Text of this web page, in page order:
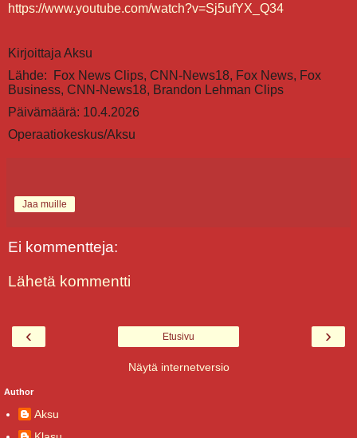
https://www.youtube.com/watch?v=Sj5ufYX_Q34
Kirjoittaja Aksu
Lähde: Fox News Clips, CNN-News18, Fox News, Fox
Business, CNN-News18, Brandon Lehman Clips
Päivämäärä: 10.4.2026
Operaatiokeskus/Aksu
Jaa muille
Ei kommentteja:
Lähetä kommentti
‹ ›
Etusivu
Näytä internetversio
Author
Aksu